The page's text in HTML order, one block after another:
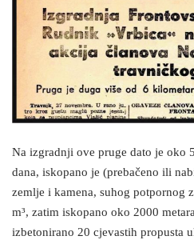
Na izgradnji ove pruge dato je oko
dana, iskopano je (prebačeno ili
zemlje i kamena, suhog potpornog
m³, zatim iskopano oko 2000
izbetonirano 20 cjevastih propusta